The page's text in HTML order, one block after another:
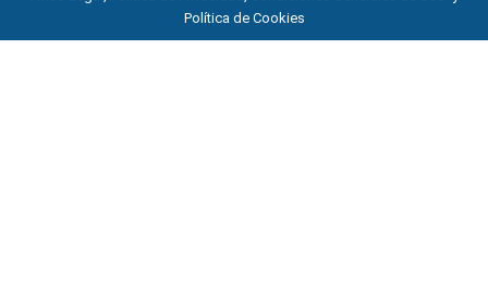
Política de Cookies